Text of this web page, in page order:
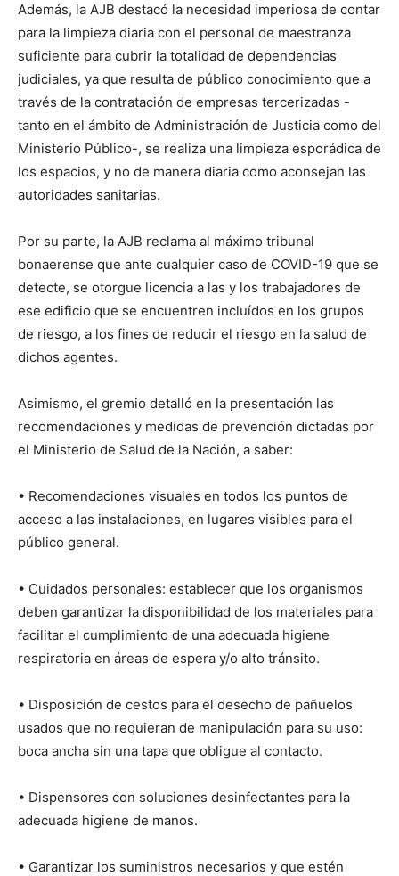
Además, la AJB destacó la necesidad imperiosa de contar
para la limpieza diaria con el personal de maestranza
suficiente para cubrir la totalidad de dependencias
judiciales, ya que resulta de público conocimiento que a
través de la contratación de empresas tercerizadas -
tanto en el ámbito de Administración de Justicia como del
Ministerio Público-, se realiza una limpieza esporádica de
los espacios, y no de manera diaria como aconsejan las
autoridades sanitarias.
Por su parte, la AJB reclama al máximo tribunal
bonaerense que ante cualquier caso de COVID-19 que se
detecte, se otorgue licencia a las y los trabajadores de
ese edificio que se encuentren incluídos en los grupos
de riesgo, a los fines de reducir el riesgo en la salud de
dichos agentes.
Asimismo, el gremio detalló en la presentación las
recomendaciones y medidas de prevención dictadas por
el Ministerio de Salud de la Nación, a saber:
• Recomendaciones visuales en todos los puntos de
acceso a las instalaciones, en lugares visibles para el
público general.
• Cuidados personales: establecer que los organismos
deben garantizar la disponibilidad de los materiales para
facilitar el cumplimiento de una adecuada higiene
respiratoria en áreas de espera y/o alto tránsito.
• Disposición de cestos para el desecho de pañuelos
usados que no requieran de manipulación para su uso:
boca ancha sin una tapa que obligue al contacto.
• Dispensores con soluciones desinfectantes para la
adecuada higiene de manos.
• Garantizar los suministros necesarios y que estén